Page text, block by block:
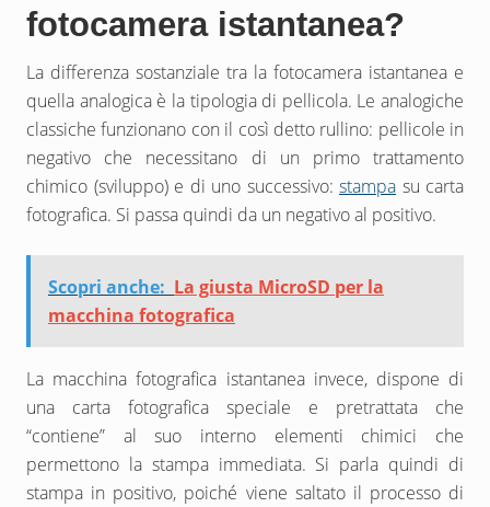
fotocamera istantanea?
La differenza sostanziale tra la fotocamera istantanea e
quella analogica è la tipologia di pellicola. Le analogiche
classiche funzionano con il così detto rullino: pellicole in
negativo che necessitano di un primo trattamento
chimico (sviluppo) e di uno successivo: stampa su carta
fotografica. Si passa quindi da un negativo al positivo.
Scopri anche: La giusta MicroSD per la
macchina fotografica
La macchina fotografica istantanea invece, dispone di
una carta fotografica speciale e pretrattata che
“contiene” al suo interno elementi chimici che
permettono la stampa immediata. Si parla quindi di
stampa in positivo, poiché viene saltato il processo di